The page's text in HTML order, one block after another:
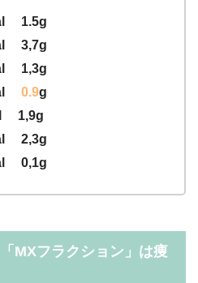
1.5g
3,7g
1,3g
0.9g
2,3g
0,1g
MXフラクション」は痩